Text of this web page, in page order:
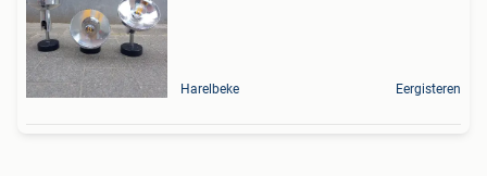
Harelbeke Eergisteren